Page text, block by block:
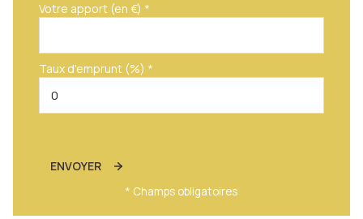
Votre apport (en €) *
Taux d'emprunt (%) *
ENVOYER
* Champs obligatoires